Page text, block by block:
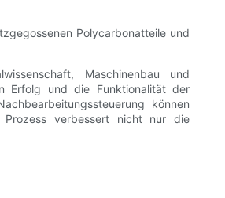
Polycarbonatteile und
Maschinenbau und
Erfolg und die Funktionalität der
können
Prozess verbessert nicht nur die